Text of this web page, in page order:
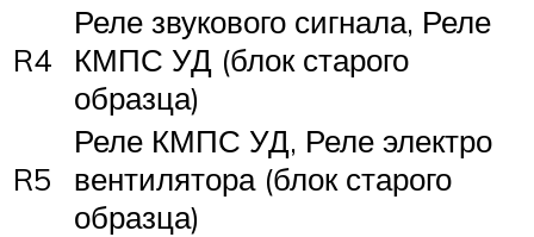
R4
Реле звукового сигнала, Реле
КМПС УД (блок старого
образца)
R5
Реле КМПС УД, Реле электро
вентилятора (блок старого
образца)